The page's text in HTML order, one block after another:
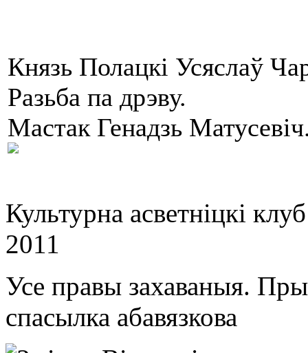
Князь Полацкі Усяслаў
Разьба па дрэву.
Мастак Генадзь
Культурна асветнiцкi
2011
Усе правы захаваныя.
спасылка абавязкова